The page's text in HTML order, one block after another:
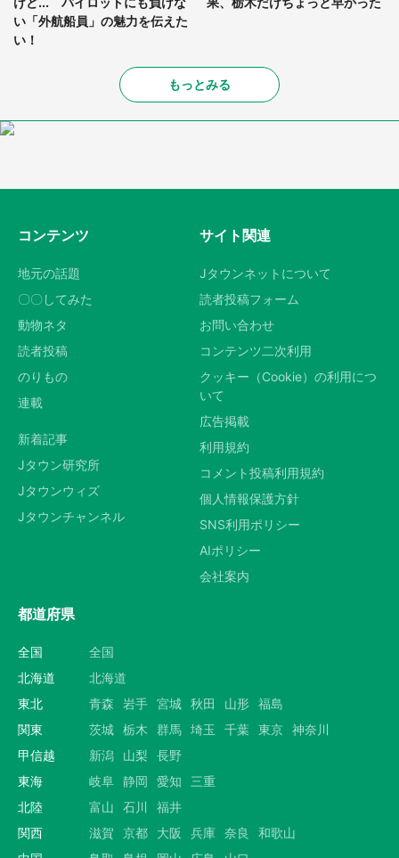
い「外航船員」の魅力を伝えた
い！
もっとみる
コンテンツ
地元の話題
〇〇してみた
動物ネタ
読者投稿
のりもの
連載
新着記事
Jタウン研究所
Jタウンウィズ
Jタウンチャンネル
サイト関連
Jタウンネットについて
読者投稿フォーム
お問い合わせ
コンテンツ二次利用
クッキー（Cookie）の利用につ
いて
広告掲載
利用規約
コメント投稿利用規約
個人情報保護方針
SNS利用ポリシー
AIポリシー
会社案内
都道府県
全国
全国
北海道
北海道
東北
青森 岩手 宮城 秋田 山形 福島
関東
茨城 栃木 群馬 埼玉 千葉 東京 神奈川
甲信越
新潟 山梨
長野
東海
岐阜 静岡 愛知
三重
北陸
富山 石川
福井
関西
滋賀 京都 大阪 兵庫 奈良
和歌山